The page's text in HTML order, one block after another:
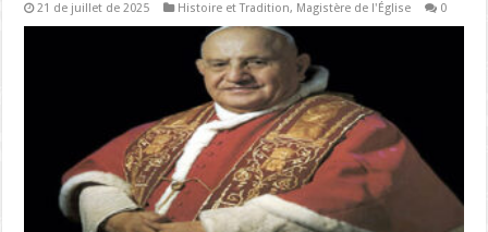
21 de juillet de 2025 Histoire et Tradition, Magistère de l'Église 0